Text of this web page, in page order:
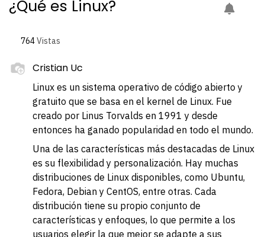
¿Qué es Linux?
764Vistas
Cristian Uc
Linux es un sistema operativo de código abierto y
gratuito que se basa en el kernel de Linux. Fue
creado por Linus Torvalds en 1991 y desde
entonces ha ganado popularidad en todo el mundo.
Una de las características más destacadas de Linux
es su flexibilidad y personalización. Hay muchas
distribuciones de Linux disponibles, como Ubuntu,
Fedora, Debian y CentOS, entre otras. Cada
distribución tiene su propio conjunto de
características y enfoques, lo que permite a los
usuarios elegir la que mejor se adapte a sus